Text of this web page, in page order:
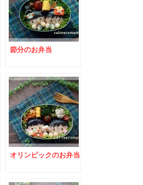
節分のお弁当
オリンピックのお弁当